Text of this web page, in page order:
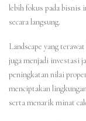
lebih fokus pada bisnis
secara langsung.
Landscape yang
juga menjadi investasi
peningkatan nilai
menciptakan
serta menarik minat